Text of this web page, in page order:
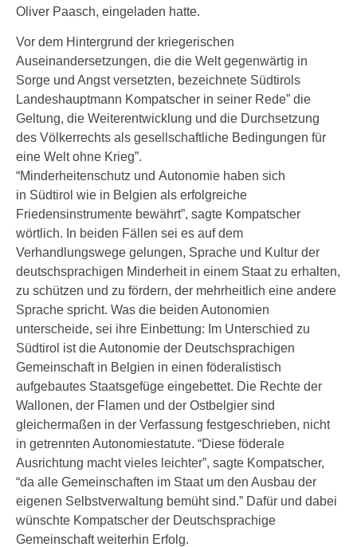
Oliver Paasch, eingeladen hatte.
Vor dem Hintergrund der kriegerischen
Auseinandersetzungen, die die Welt gegenwärtig in
Sorge und Angst versetzten, bezeichnete Südtirols
Landeshauptmann Kompatscher in seiner Rede” die
Geltung, die Weiterentwicklung und die Durchsetzung
des Völkerrechts als gesellschaftliche Bedingungen für
eine Welt ohne Krieg”.
“Minderheitenschutz und Autonomie haben sich
in Südtirol wie in Belgien als erfolgreiche
Friedensinstrumente bewährt”, sagte Kompatscher
wörtlich. In beiden Fällen sei es auf dem
Verhandlungswege gelungen, Sprache und Kultur der
deutschsprachigen Minderheit in einem Staat zu erhalten,
zu schützen und zu fördern, der mehrheitlich eine andere
Sprache spricht. Was die beiden Autonomien
unterscheide, sei ihre Einbettung: Im Unterschied zu
Südtirol ist die Autonomie der Deutschsprachigen
Gemeinschaft in Belgien in einen föderalistisch
aufgebautes Staatsgefüge eingebettet. Die Rechte der
Wallonen, der Flamen und der Ostbelgier sind
gleichermaßen in der Verfassung festgeschrieben, nicht
in getrennten Autonomiestatute. “Diese föderale
Ausrichtung macht vieles leichter”, sagte Kompatscher,
“da alle Gemeinschaften im Staat um den Ausbau der
eigenen Selbstverwaltung bemüht sind.” Dafür und dabei
wünschte Kompatscher der Deutschsprachige
Gemeinschaft weiterhin Erfolg.